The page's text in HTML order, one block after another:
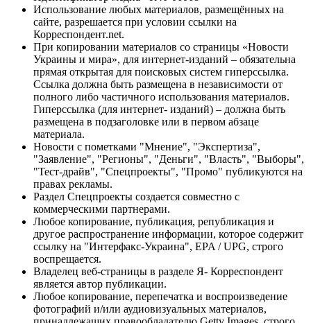
Использование любых материалов, размещённых на
сайте, разрешается при условии ссылки на
Корреспондент.net.
При копировании материалов со страницы «Новости
Украины и мира», для интернет-изданий – обязательна
прямая открытая для поисковых систем гиперссылка.
Ссылка должна быть размещена в независимости от
полного либо частичного использования материалов.
Гиперссылка (для интернет- изданий) – должна быть
размещена в подзаголовке или в первом абзаце
материала.
Новости с пометками "Мнение", "Экспертиза",
"Заявление", "Регионы", "Деньги", "Власть", "Выборы",
"Тест-драйв", "Спецпроекты", "Промо" публикуются на
правах рекламы.
Раздел Спецпроекты создается совместно с
коммерческими партнерами.
Любое копирование, публикация, републикация и
другое распространение информации, которое содержит
ссылку на "Интерфакс-Украина", EPA / UPG, строго
воспрещается.
Владелец веб-страницы в разделе Я- Корреспондент
является автор публикации.
Любое копирование, перепечатка и воспроизведение
фотографий и/или аудиовизуальных материалов,